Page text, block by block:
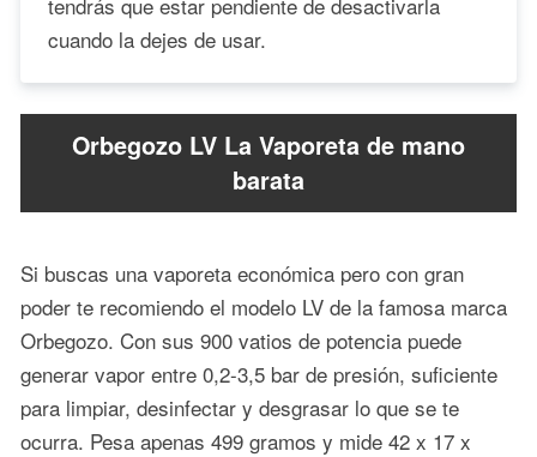
cuando la dejes de usar.
Orbegozo LV La Vaporeta de mano
barata
Si buscas una vaporeta económica pero con gran
poder te recomiendo el modelo LV de la famosa marca
Orbegozo. Con sus 900 vatios de potencia puede
generar vapor entre 0,2-3,5 bar de presión, suficiente
para limpiar, desinfectar y desgrasar lo que se te
ocurra. Pesa apenas 499 gramos y mide 42 x 17 x